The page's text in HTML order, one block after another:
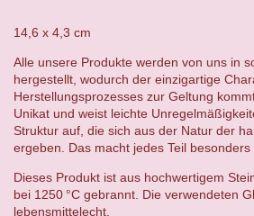
14,6 x 4,3 cm
Alle unsere Produkte werden von uns in
hergestellt, wodurch der einzigartige
Herstellungsprozesses zur Geltung
Unikat und weist leichte
Struktur auf, die sich aus der Natur der
ergeben. Das macht jedes Teil besonders
Dieses Produkt ist aus hochwertigem
bei 1250 °C gebrannt. Die verwendeten
lebensmittelecht.